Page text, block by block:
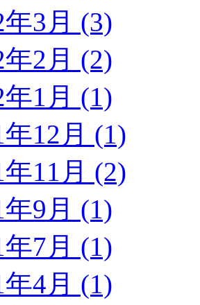
年3月 (3)
年2月 (2)
年1月 (1)
年12月 (1)
年11月 (2)
年9月 (1)
年7月 (1)
年4月 (1)